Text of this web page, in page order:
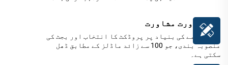
حسبِ ضرورت مشاورت
منظر نامے کی بنیاد پر پروڈکٹ کا انتخاب اور بجٹ کی
منصوبہ بندی، جو 100 سے زائد ماڈلز کے مطابق ڈھل
سکتی ہے۔